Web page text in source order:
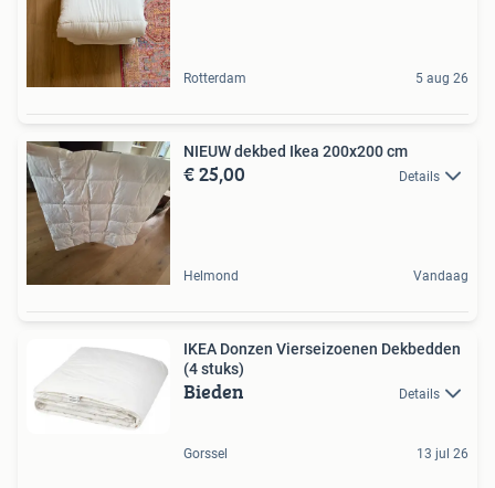
Rotterdam 5 aug 26
NIEUW dekbed Ikea 200x200 cm
€ 25,00 Details
Helmond Vandaag
IKEA Donzen Vierseizoenen Dekbedden
(4 stuks)
Bieden Details
Gorssel 13 jul 26